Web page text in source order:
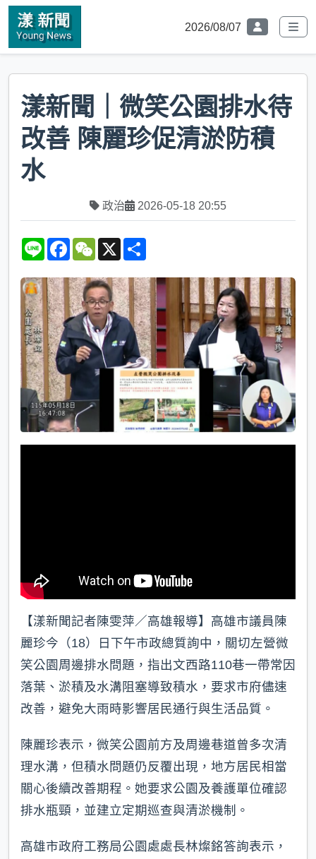
2026/08/07
漾新聞｜微笑公園排水待
改善 陳麗珍促清淤防積
水
政治 2026-05-18 20:55
L
e
F
e
b
o
o
k
W
h
a
t
X
r
e
【漾新聞記者陳雯萍／高雄報導】高雄市議員陳
麗珍今（18）日下午市政總質詢中，關切左營微
笑公園周邊排水問題，指出文西路110巷一帶常因
落葉、淤積及水溝阻塞導致積水，要求市府儘速
改善，避免大雨時影響居民通行與生活品質。
陳麗珍表示，微笑公園前方及周邊巷道曾多次清
理水溝，但積水問題仍反覆出現，地方居民相當
關心後續改善期程。她要求公園及養護單位確認
排水瓶頸，並建立定期巡查與清淤機制。
高雄市政府工務局公園處處長林燦銘答詢表示，